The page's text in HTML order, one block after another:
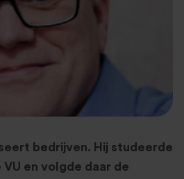
bedrijven. Hij studeerde
en volgde daar de